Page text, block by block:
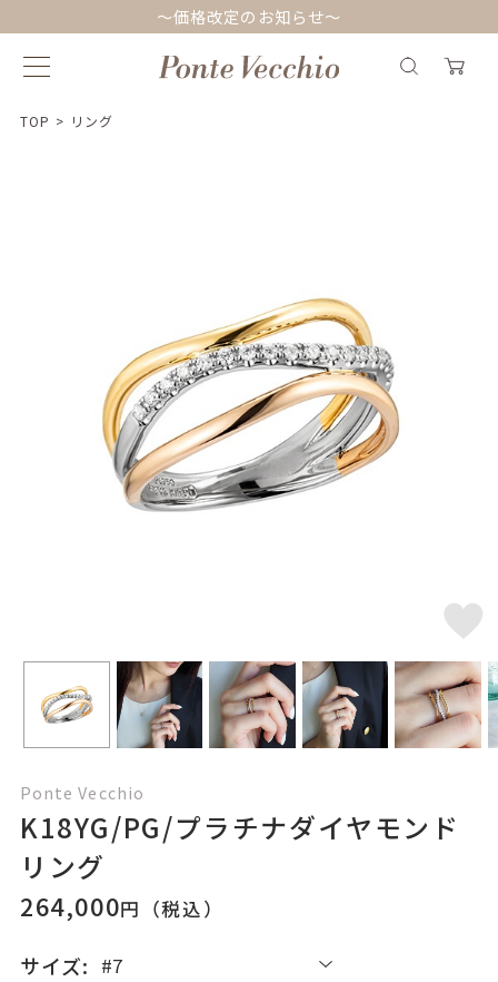
～価格改定のお知らせ～
TOP > リング
Ponte Vecchio
K18YG/PG/プラチナダイヤモンド
リング
264,000円（税込）
サイズ: